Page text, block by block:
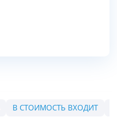
В СТОИМОСТЬ ВХОДИТ